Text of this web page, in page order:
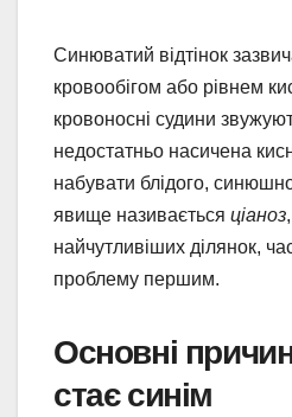
Синюватий відтінок
кровообігом або рівнем
кровоносні судини
недостатньо насичена
набувати блідого,
явище називається ціаноз
найчутливіших ділянок,
проблему першим.
Основні
стає синім